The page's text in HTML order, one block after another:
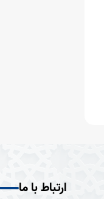
ارتباط با ما